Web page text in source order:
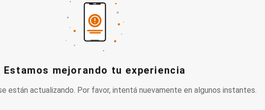
Estamos mejorando tu experiencia
están actualizando. Por favor, intentá nuevamente en algunos instantes.